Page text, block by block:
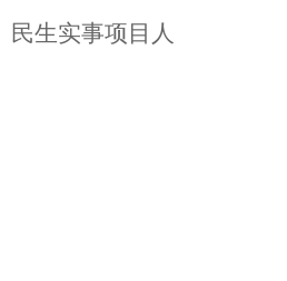
民生实事项目人